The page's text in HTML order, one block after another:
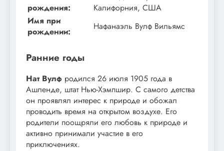
рождения:
Калифорния, США
Имя при
рождении:
Нафанаэль Вулф Вильямс
Ранние годы
Нат Вулф родился 26 июля 1905 года в
Ашленде, штат Нью-Хэмпшир. С самого детства
он проявлял интерес к природе и обожал
проводить время на открытом воздухе. Его
родители поощряли его любовь к природе и
активно принимали участие в его
приключениях.